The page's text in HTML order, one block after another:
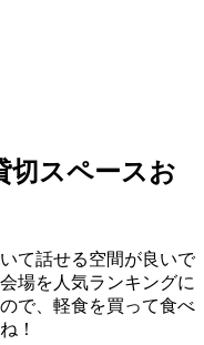
切スペースお
て話せる空間が良いで
場を人気ランキングに
で、軽食を買って食べ
！